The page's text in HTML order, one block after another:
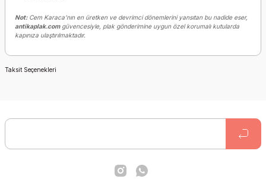
Not:Cem Karaca’nın en üretken ve devrimci dönemlerini yansıtan bu nadide eser,
antikaplak.comgüvencesiyle, plak gönderimine uygun özel korumalı kutularda
kapınıza ulaştırılmaktadır.
Taksit Seçenekleri